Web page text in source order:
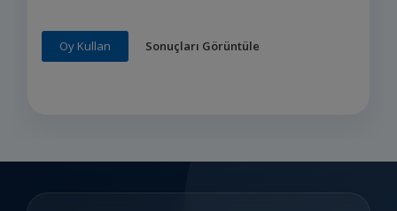
Oy Kullan Sonuçları Görüntüle